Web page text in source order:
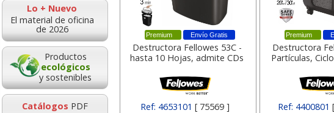
Lo + Nuevo
El material de oficina
de 2026
Productos
ecológicos
y sostenibles
Catálogos PDF
Envío Gratis
Premium
Destructora Fellowes 53C -
hasta 10 Hojas, admite CDs
Ref: 4653101[ 75569 ]
Premium
Destructora
Partículas,
Ref: 4400801
11,33 €
13,71 con Iva
desde:
3,33 con Iva